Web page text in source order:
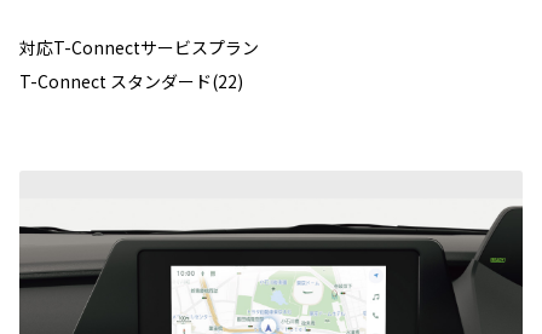
対応T-Connectサービスプラン
T-Connect スタンダード(22)